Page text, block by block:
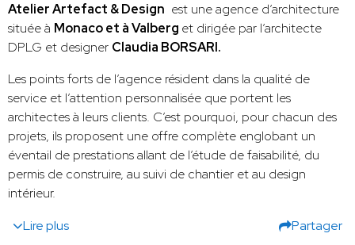
Atelier Artefact & Design est une agence d’architecture
située à Monaco et à Valberg et dirigée par l’architecte
DPLG et designer Claudia BORSARI.
Les points forts de l’agence résident dans la qualité de
service et l’attention personnalisée que portent les
architectes à leurs clients. C’est pourquoi, pour chacun des
projets, ils proposent une offre complète englobant un
éventail de prestations allant de l’étude de faisabilité, du
permis de construire, au suivi de chantier et au design
intérieur.
Lire plus
Partager